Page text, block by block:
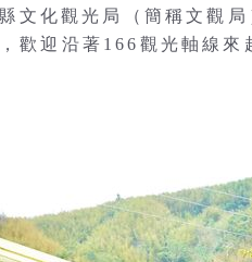
文化觀光局（簡稱文觀
歡迎沿著166觀光軸線來